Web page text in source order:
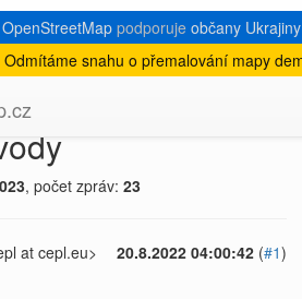
podporuje občany
Odmítáme snahu o přemalování mapy
na výpis měsíce
, počet zpráv: 23
20.8.2022 04:00:42 (#1)
at cepl.eu>